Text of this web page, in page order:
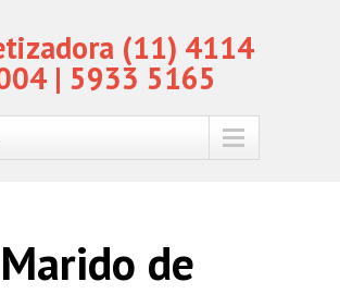
(11) 4114
| 5933 5165
Marido de